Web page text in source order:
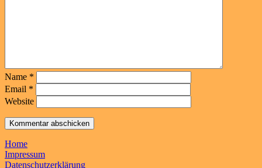
Name *
Email *
Website
Home
Impressum
Datenschutzerklärung